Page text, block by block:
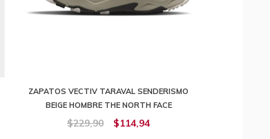
ZAPATOS VECTIV TARAVAL SENDERISMO
BEIGE HOMBRE THE NORTH FACE
$229,90 $114,94